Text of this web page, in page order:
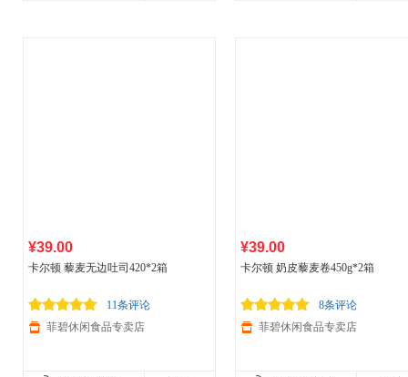
¥39.00
卡尔顿 藜麦无边吐司420*2箱
11条评论
菲碧休闲食品专卖店
¥39.00
卡尔顿 奶皮藜麦卷450g*2箱
8条评论
菲碧休闲食品专卖店